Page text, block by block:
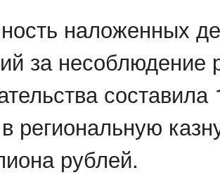
наложенных
за несоблюдение
региональную
рублей.